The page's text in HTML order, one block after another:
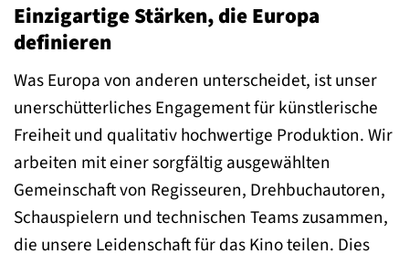
Einzigartige Stärken, die Europa
definieren
Was Europa von anderen unterscheidet, ist unser
unerschütterliches Engagement für künstlerische
Freiheit und qualitativ hochwertige Produktion. Wir
arbeiten mit einer sorgfältig ausgewählten
Gemeinschaft von Regisseuren, Drehbuchautoren,
Schauspielern und technischen Teams zusammen,
die unsere Leidenschaft für das Kino teilen. Dies